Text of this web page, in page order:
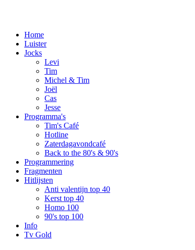
Home
Luister
Jocks
Levi
Tim
Michel & Tim
Joël
Cas
Jesse
Programma's
Tim's Café
Hotline
Zaterdagavondcafé
Back to the 80's & 90's
Programmering
Fragmenten
Hitlijsten
Anti valentijn top 40
Kerst top 40
Homo 100
90's top 100
Info
Tv Gold